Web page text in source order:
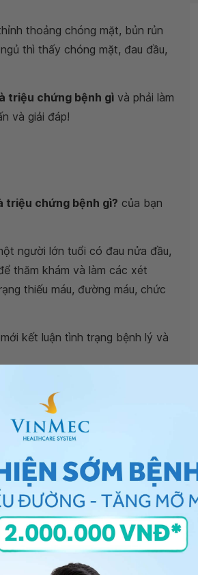
thoảng chóng mặt, bủn rủn
thì thấy chóng mặt, đau đầu,
triệu chứng bệnh gì và phải làm
và giải đáp!
triệu chứng bệnh gì? của bạn
người lớn tuổi có đau nửa đầu,
thăm khám và làm các xét
thiếu máu, đường máu, chức
kết luận tình trạng bệnh lý và
đến bệnh viện thuộc
bị y tế hiện đại, đội ngũ y
sẽ đưa ra lời tư vấn điều trị
bạn có thật nhiều sức khỏe.
- Khoa Khám bệnh & Nội khoa -